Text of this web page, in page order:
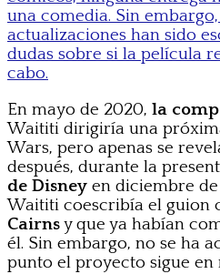
una comedia. Sin
actualizaciones han sido
dudas sobre si la película
cabo.
En mayo de 2020, la
Waititi dirigiría una
Wars, pero apenas se
después, durante la
de Disney en diciembre
Waititi coescribía el guion
Cairnsy que ya habían
él. Sin embargo, no se ha
punto el proyecto sigue en